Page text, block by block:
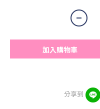
加入購物車
分享到